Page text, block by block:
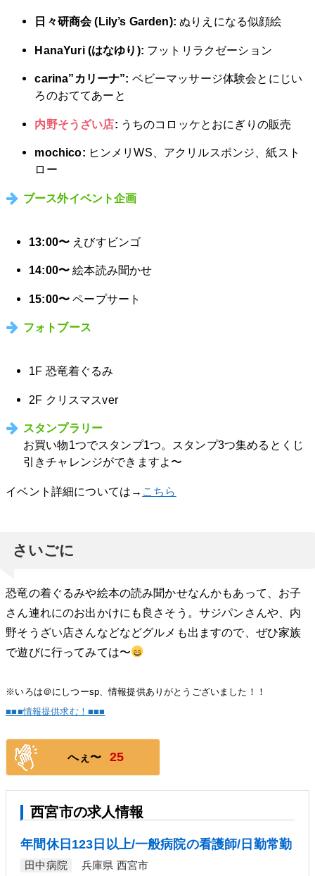
日々研商会 (Lily’s Garden):ぬりえになる似顔絵
HanaYuri (はなゆり): フットリラクゼーション
carina”カリーナ”: ベビーマッサージ体験会とにじい
ろのおててあーと
内野そうざい店: うちのコロッケとおにぎりの販売
mochico: ヒンメリWS、アクリルスポンジ、紙スト
ロー
ブース外イベント企画
13:00〜 えびすビンゴ
14:00〜 絵本読み聞かせ
15:00〜 ペープサート
フォトブース
1F 恐竜着ぐるみ
2F クリスマスver
スタンプラリー
お買い物1つでスタンプ1つ。スタンプ3つ集めるとくじ
引きチャレンジができますよ〜
イベント詳細については→ こちら
さいごに
恐竜の着ぐるみや絵本の読み聞かせなんかもあって、お子
さん連れにのお出かけにも良さそう。サジパンさんや、内
野そうざい店さんなどなどグルメも出ますので、ぜひ家族
で遊びに行ってみては〜
※いろは＠にしつーsp、情報提供ありがとうございました！！
■■■情報提供求む！■■■
へぇ〜 25
西宮市の求人情報
年間休日123日以上/一般病院の看護師/日勤常勤
田中病院 兵庫県 西宮市